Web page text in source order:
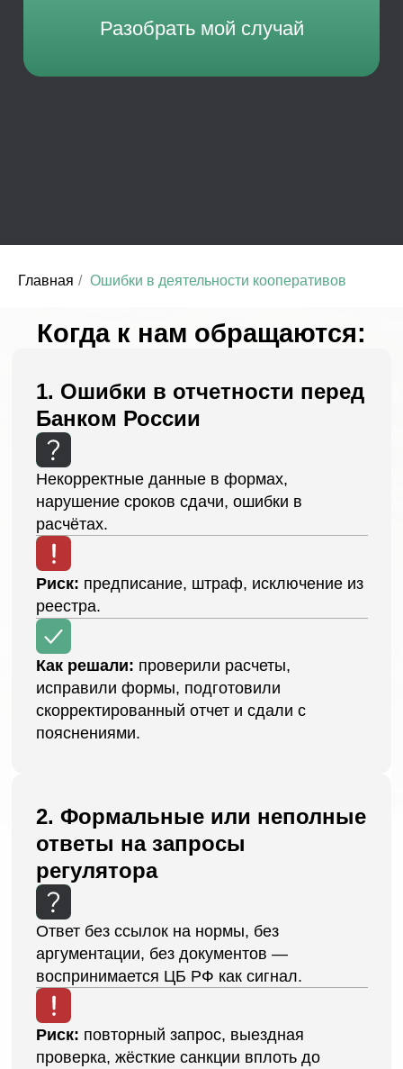
Главная / Ошибки в деятельности кооперативов
Риск:предписание, штраф, исключение из
Как решали:проверили расчеты,
пояснениями.
2. Формальные или неполные
ответы на запросы
регулятора
Ответ без ссылок на нормы, без
аргументации, без документов —
воспринимается ЦБ РФ как сигнал.
Риск:повторный запрос, выездная
проверка, жёсткие санкции вплоть до
приостановки деятельности.
Как решали:
проанализировали
формулировки в ответах регулятору,
собрали нормативную базу, подготовили
3. Устаревшие или
несоответствующие
документы
Используются шаблоны без учёта
специфики кооператива.
Риск:
деятельности.
Как решали:актуализировали устав,